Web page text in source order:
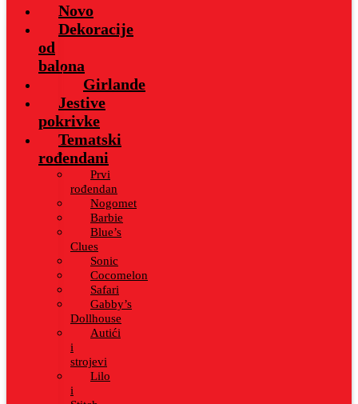
Novo
Dekoracije
od
balona
Girlande
Jestive
pokrivke
Tematski
rođendani
Prvi
rođendan
Nogomet
Barbie
Blue’s
Clues
Sonic
Cocomelon
Safari
Gabby’s
Dollhouse
Autići
i
strojevi
Lilo
i